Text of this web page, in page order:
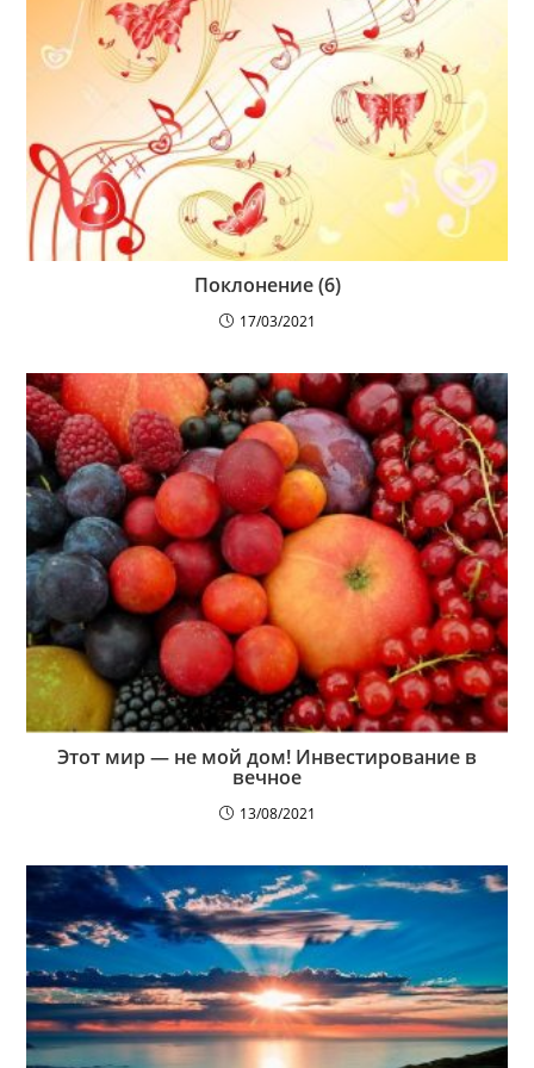
Поклонение (6)
17/03/2021
Этот мир — не мой дом! Инвестирование в
вечное
13/08/2021